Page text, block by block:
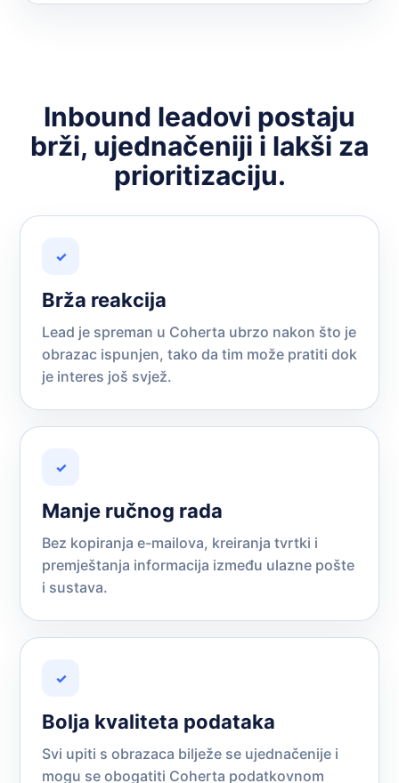
Inbound leadovi postaju
brži, ujednačeniji i lakši za
prioritizaciju.
✓
Brža reakcija
Lead je spreman u Coherta ubrzo nakon što je
obrazac ispunjen, tako da tim može pratiti dok
je interes još svjež.
✓
Manje ručnog rada
Bez kopiranja e-mailova, kreiranja tvrtki i
premještanja informacija između ulazne pošte
i sustava.
✓
Bolja kvaliteta podataka
Svi upiti s obrazaca bilježe se ujednačenije i
mogu se obogatiti Coherta podatkovnom